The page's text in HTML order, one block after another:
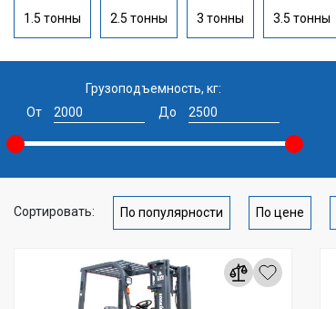
1.5 тонны 2.5 тонны 3 тонны 3.5 тонны
Грузоподъемность, кг:
От
До
Сортировать: По популярности По цене